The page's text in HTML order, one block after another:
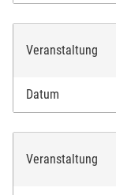
Veranstaltung
Datum
Veranstaltung